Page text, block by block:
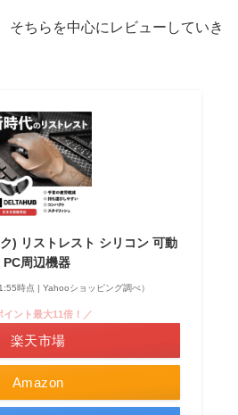
そちらを中心にレビューしていき
) リストレスト シリコン 可動
周辺機器
時点 | Yahooショッピング調べ）
Amazon
イント最大11倍！／
楽天市場